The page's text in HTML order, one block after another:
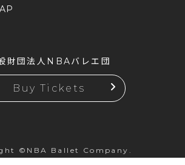
財団法人NBAバレエ団
Buy Tickets
©NBA Ballet Company.